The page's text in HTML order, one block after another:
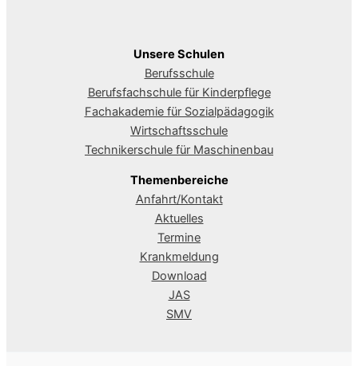
Unsere Schulen
Berufsschule
Berufsfachschule für Kinderpflege
Fachakademie für Sozialpädagogik
Wirtschaftsschule
Technikerschule für Maschinenbau
Themenbereiche
Anfahrt/Kontakt
Aktuelles
Termine
Krankmeldung
Download
JAS
SMV